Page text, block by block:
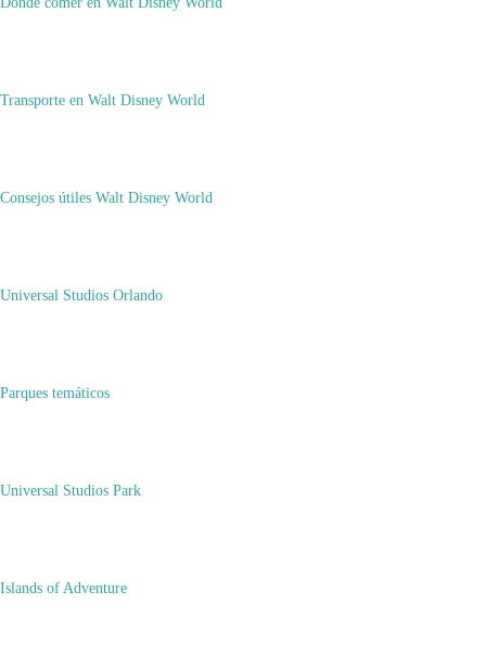
Transporte en Walt Disney World
Consejos útiles Walt Disney World
Universal Studios Orlando
Parques temáticos
Universal Studios Park
Islands of Adventure